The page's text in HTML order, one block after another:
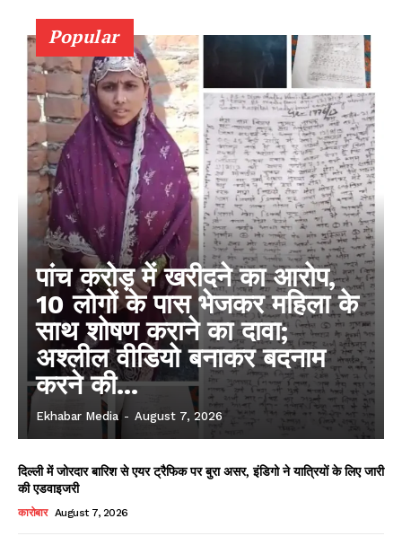
Popular
पांच करोड़ में खरीदने का आरोप,
10 लोगों के पास भेजकर महिला के
साथ शोषण कराने का दावा;
अश्लील वीडियो बनाकर बदनाम
करने की...
Ekhabar Media - August 7, 2026
दिल्ली में जोरदार बारिश से एयर ट्रैफिक पर बुरा असर, इंडिगो ने यात्रियों के लिए जारी
की एडवाइजरी
कारोबार August 7, 2026